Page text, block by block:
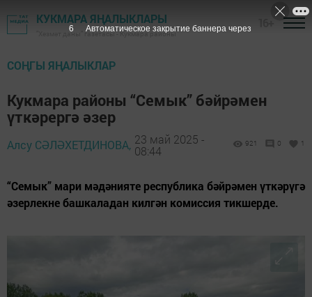
КУКМАРА ЯҢАЛЫКЛАРЫ
"Хезмәт даны" газетасы - Кукмара районы
СОҢГЫ ЯҢАЛЫКЛАР
Кукмара районы “Семык” бәйрәмен
үткәрергә әзер
Алсу СӘЛӘХЕТДИНОВА, 23 май 2025 -
08:44
921 0 1
“Семык” мари мәдәнияте республика бәйрәмен үткәрүгә
әзерлекне башкаладан килгән комиссия тикшерде.
3 Автоматическое закрытие баннера через